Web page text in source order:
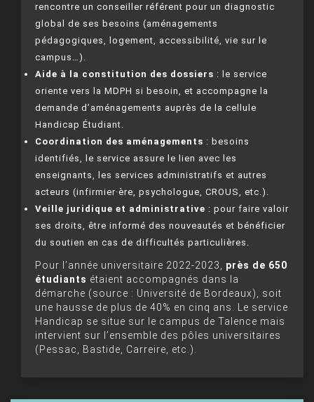
rencontre un conseiller référent pour un diagnostic
global de ses besoins (aménagements
pédagogiques, logement, accessibilité, vie sur le
campus…).
Aide à la constitution des dossiers : le service
oriente vers la MDPH si besoin, et accompagne la
demande d’aménagements auprès de la cellule
Handicap Étudiant.
Coordination des aménagements : besoins
identifiés, le service assure le lien avec les
enseignants, les services administratifs et autres
acteurs (infirmier·ère, psychologue, CROUS, etc.).
Veille juridique et administrative : pour faire valoir
ses droits, être informé des nouveautés et bénéficier
du soutien en cas de difficultés particulières.
Pour l’année universitaire 2022-2023, près de 650
étudiants étaient accompagnés dans la
démarche (source : Université de Bordeaux), soit
une hausse de plus de 40% en cinq ans. Le service
Handicap se situe sur le campus de Talence mais
intervient sur l’ensemble des pôles universitaires
(Pessac, Bastide, Carreire, etc.).